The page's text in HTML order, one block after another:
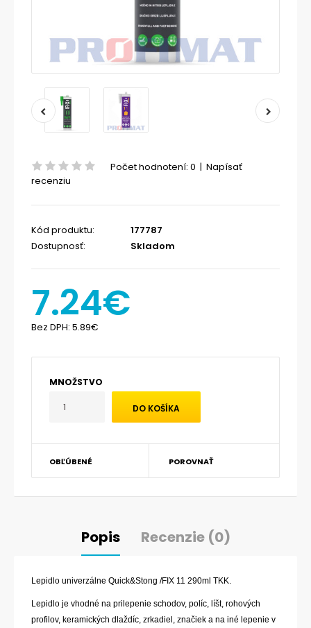
Počet hodnotení: 0 | Napísať
recenziu
Kód produktu:
177787
Dostupnosť:
Skladom
7.24€
Bez DPH: 5.89€
MNOŽSTVO
OBĽÚBENÉ POROVNAŤ
Popis Recenzie (0)
Lepidlo univerzálne Quick&Stong /FIX 11 290ml TKK.
Lepidlo je vhodné na prilepenie schodov, políc, líšt, rohových
profilov, keramických dlaždíc, zrkadiel, značiek a na iné lepenie v